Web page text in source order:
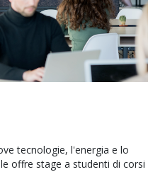
tecnologie, l'energia e lo
offre stage a studenti di corsi